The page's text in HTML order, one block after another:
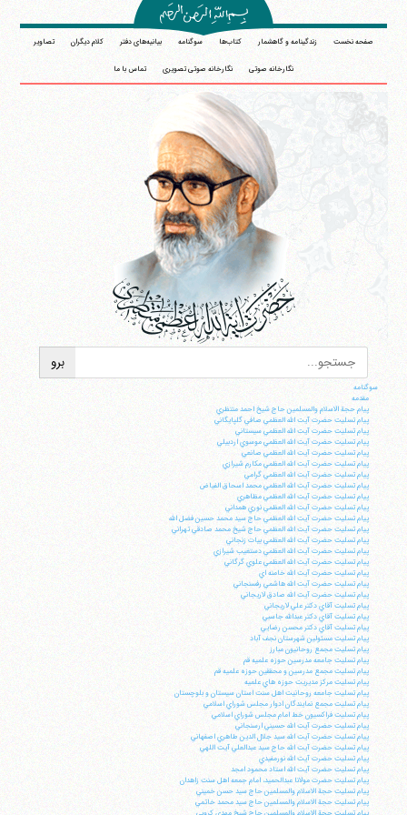
صفحه نخست زندگینامه و گاهشمار کتاب‌ها سوگنامه بیانیه‌های دفتر کلام دیگران تصاویر
نگارخانه صوتی نگارخانه صوتی تصویری تماس با ما
سوگنامه
مقدمه
پيام حجة الاسلام والمسلمين حاج شيخ احمد منتظري
پيام تسليت حضرت آيت الله العظمي صافي گلپايگاني
پيام تسليت حضرت آيت الله العظمي سيستاني
پيام تسليت حضرت آيت الله العظمي موسوي اردبيلي
پيام تسليت حضرت آيت الله العظمي صانعي
پيام تسليت حضرت آيت الله العظمي مكارم شيرازي
پيام تسليت حضرت آيت الله العظمي گرامي
پيام تسليت حضرت آيت الله العظمي محمد اسحاق الفياض
پيام تسليت حضرت آيت الله العظمي مظاهري
پيام تسليت حضرت آيت الله العظمي نوري همداني
پيام تسليت حضرت آيت الله العظمي حاج سيد محمد حسين فضل الله
پيام تسليت حضرت آيت الله العظمي حاج شيخ محمد صادقي تهراني
پيام تسليت حضرت آيت الله العظمي بيات زنجاني
پيام تسليت حضرت آيت الله العظمي دستغيب شيرازي
پيام تسليت حضرت آيت الله العظمي علوي گرگاني
پيام تسليت حضرت آيت الله خامنه اي
پيام تسليت حضرت آيت الله هاشمي رفسنجاني
پيام تسليت حضرت آيت الله صادق لاريجاني
پيام تسليت آقاي دكتر علي لاريجاني
پيام تسليت آقاي دكتر عبدالله جاسبي
پيام تسليت آقاي دكتر محسن رضايي
پيام تسليت مسئولين شهرستان نجف آباد
پيام تسليت مجمع روحانيون مبارز
پيام تسليت جامعه مدرسين حوزه علميه قم
پيام تسليت مجمع مدرسين و محققين حوزه علميه قم
پيام تسليت مركز مديريت حوزه هاي علميه
پيام تسليت جامعه روحانيت اهل سنت استان سيستان و بلوچستان
پيام تسليت مجمع نمايندگان ادوار مجلس شوراي اسلامي
پيام تسليت فراكسيون خط امام مجلس شوراي اسلامي
پيام تسليت حضرت آيت الله حسيني ارسنجاني
پيام تسليت حضرت آيت الله سيد جلال الدين طاهري اصفهاني
پيام تسليت حضرت آيت الله حاج سيد عبدالعلي آيت اللهي
پيام تسليت حضرت آيت الله نورمفيدي
پيام تسليت حضرت آيت الله استاد محمود امجد
پيام تسليت حضرت مولانا عبدالحميد، امام جمعه اهل سنت زاهدان
پيام تسليت حجة الاسلام والمسلمين حاج سيد حسن خميني
پيام تسليت حجة الاسلام والمسلمين حاج سيد محمد خاتمي